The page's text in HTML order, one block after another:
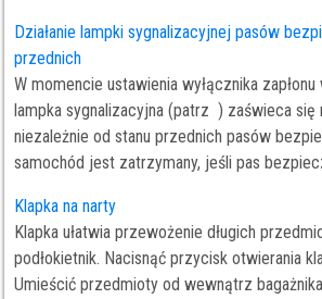
Działanie lampki sygnalizacyjnej pasów
przednich
W momencie ustawienia wyłącznika zapłonu
lampka sygnalizacyjna (patrz ) zaświeca się
niezależnie od stanu przednich pasów
samochód jest zatrzymany, jeśli pas
Klapka na narty
Klapka ułatwia przewożenie długich
podłokietnik. Nacisnąć przycisk otwierania
Umieścić przedmioty od wewnątrz